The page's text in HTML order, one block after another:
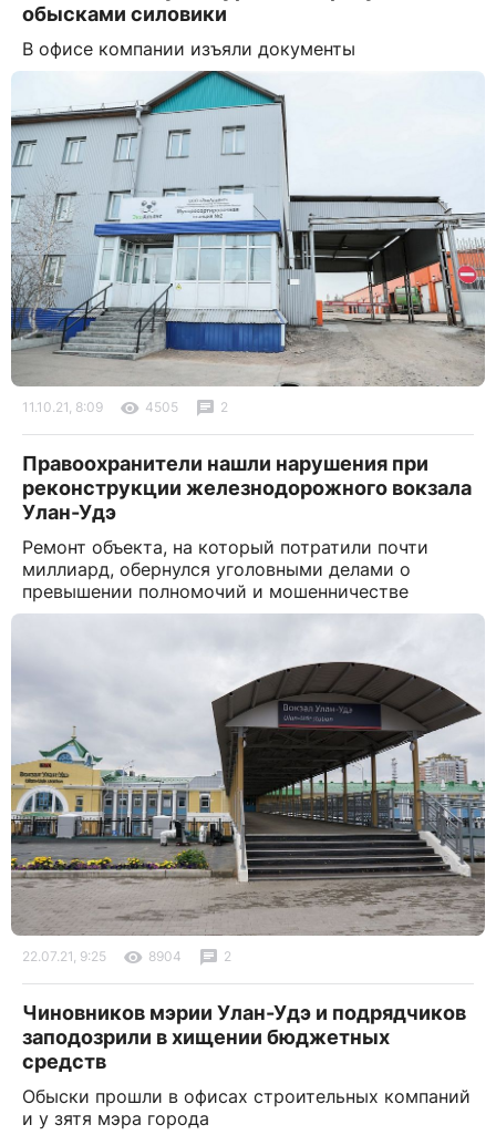
обысками силовики
В офисе компании изъяли документы
11.10.21, 8:09 4505 2
Правоохранители нашли нарушения при
реконструкции железнодорожного вокзала
Улан-Удэ
Ремонт объекта, на который потратили почти
миллиард, обернулся уголовными делами о
превышении полномочий и мошенничестве
22.07.21, 9:25 8904 2
Чиновников мэрии Улан-Удэ и подрядчиков
заподозрили в хищении бюджетных
средств
Обыски прошли в офисах строительных компаний
и у зятя мэра города